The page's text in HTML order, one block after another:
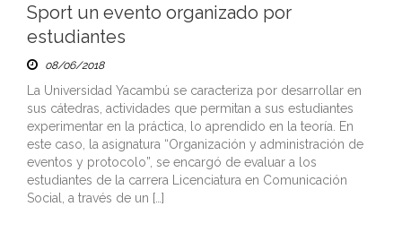
Sport un evento organizado por
estudiantes
08/06/2018
La Universidad Yacambú se caracteriza por desarrollar en
sus cátedras, actividades que permitan a sus estudiantes
experimentar en la práctica, lo aprendido en la teoría. En
este caso, la asignatura “Organización y administración de
eventos y protocolo”, se encargó de evaluar a los
estudiantes de la carrera Licenciatura en Comunicación
Social, a través de un […]